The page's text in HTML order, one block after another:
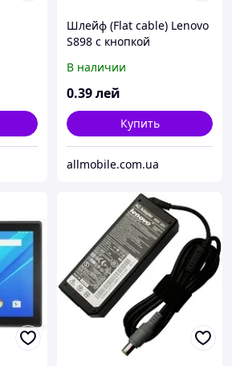
Шлейф (Flat cable) Lenovo
S898 с кнопкой
приближения*
В наличии
0.39лей
Купить
allmobile.com.ua